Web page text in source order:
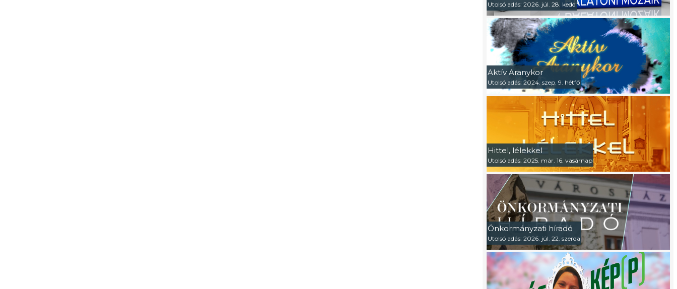
Utolsó adás: 2026. júl. 28. kedd
Aktív Aranykor
Utolsó adás: 2024. szep. 9. hétfő
Hittel, lélekkel
Utolsó adás: 2025. már. 16. vasárnap
Önkormányzati híradó
Utolsó adás: 2026. júl. 22. szerda